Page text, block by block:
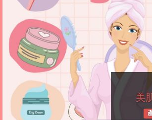
美